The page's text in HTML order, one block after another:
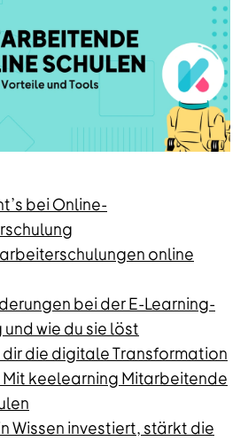
bei Online-
online
bei der E-Learning-
und wie du sie löst
die digitale Transformation
keelearning Mitarbeitende
Wissen investiert, stärkt die